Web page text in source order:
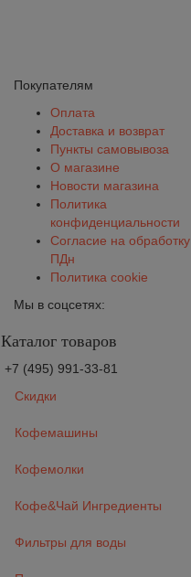
Покупателям
Оплата
Доставка и возврат
Пункты самовывоза
О магазине
Новости магазина
Политика
конфиденциальности
Согласие на обработку
ПДн
Политика cookie
Мы в соцсетях:
Каталог товаров
+7 (495) 991-33-81
Скидки
Кофемашины
Кофемолки
Кофе&Чай Ингредиенты
Фильтры для воды